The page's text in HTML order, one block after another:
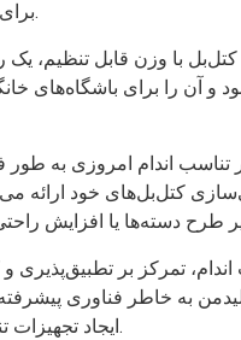
برای انواع تمرینات، از جمله سوئینگ، اسنچ، کلینز و پرس مناسب است و آن را به ابزاری جامع برای هر برنامه تمرینی تبدیل می‌کند.
با وزن قابل تنظیم، یک
و آن را برای باشگاه‌های
اندام امروزی به طور
کتل‌بل‌های خود ارائه
اندام، تمرکز بر
لیدمن به خاطر فناوری
ایجاد تجهیزات تناسب اندام قابل تنظیم و با عملکرد بالا، تضمین می‌کند که محصولات آنها نیازهای هر باشگاه ورزشی و مربی را برآورده می‌کند.